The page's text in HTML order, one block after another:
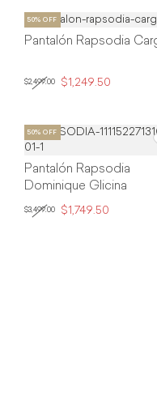
Pantalón Rapsodia
$2,499.00 $1,249.50
Pantalón Rapsodia
Dominique Glicina
$3,499.00 $1,749.50